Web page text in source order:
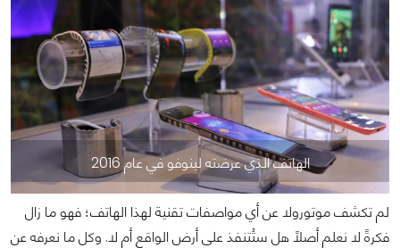
الهاتف الذي عرضته لينوفو في عام 2016
لم تكشف موتورولا عن أي مواصفات تقنية لهذا الهاتف؛ فهو ما زال
فكرةً لا نعلم أصلًا هل ستُتنفذ على أرض الواقع أم لا. وكل ما نعرفه عن